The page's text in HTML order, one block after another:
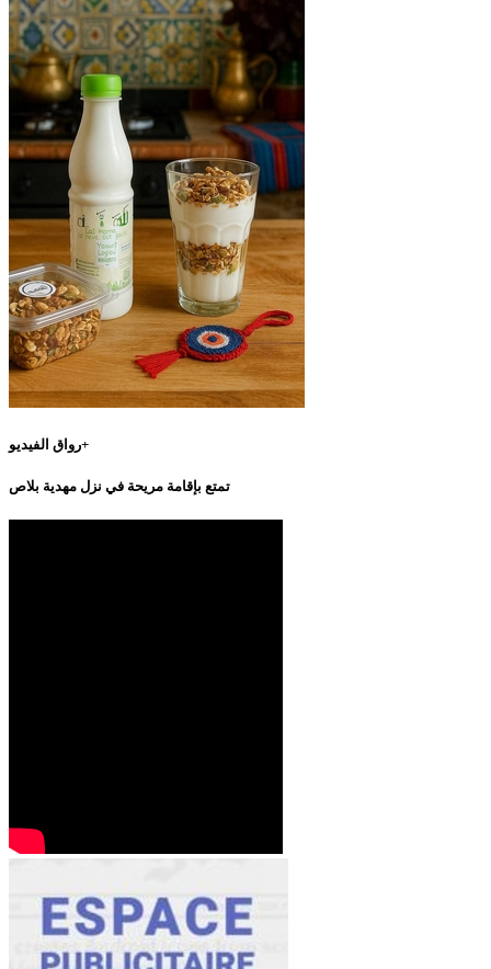
رواق الفيديو+
تمتع بإقامة مريحة في نزل مهدية بلاص